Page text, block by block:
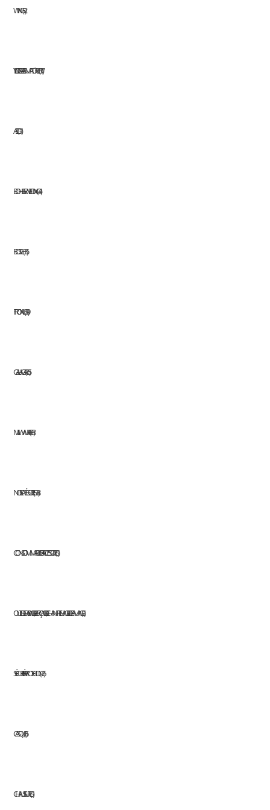
WINGS2
YILDIZ GAZ ARMATÜRLERI17
AEG11
BOHLER WELDING41
BOSCH35
FRONIUS39
GALAGAR65
MILWAUKEE68
NOS CATÉGORIES338
CONSOMMABLES ET ACCESSOIRES1
OUTILS DE FRAISAGE, DE PERÇAGE, DE CHANFREINAGE ET DE LAMAGE1
SÉCURITÉ & PROTECTION26
CASQUE6
CHAUSSURES1